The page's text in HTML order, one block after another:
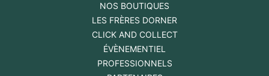
NOS BOUTIQUES
LES FRÈRES DORNER
CLICK AND COLLECT
ÉVÈNEMENTIEL
PROFESSIONNELS